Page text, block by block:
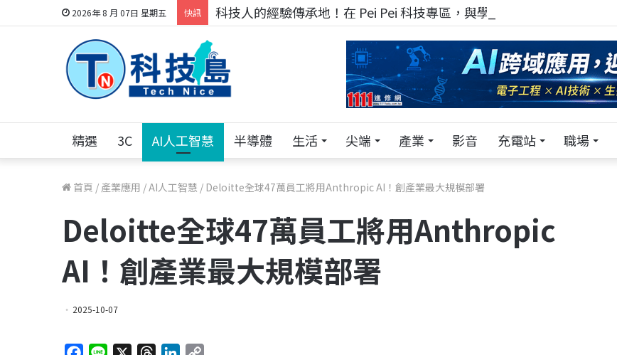
2026年 8 月 07日 星期五 快訊 科技人的經驗傳承地！在 Pei Pei 科技專區，與學弟妹交流最硬核的技術
精選 3C AI人工智慧 半導體 生活 尖端 產業 影音 充電站 職場
首頁 / 產業應用 /AI人工智慧 / Deloitte全球47萬員工將用Anthropic AI！創產業最大規模部署
Deloitte全球47萬員工將用Anthropic
AI！創產業最大規模部署
2025-10-07